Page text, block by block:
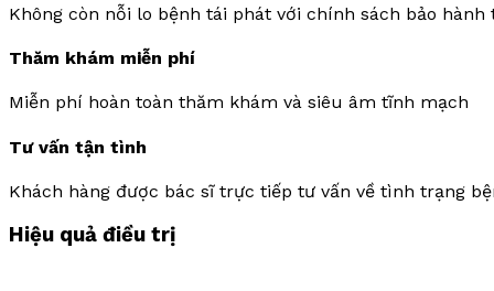
Không còn nỗi lo bệnh tái phát với chính sách bảo hành
Thăm khám miễn phí
Miễn phí hoàn toàn thăm khám và siêu âm tĩnh mạch
Tư vấn tận tình
Khách hàng được bác sĩ trực tiếp tư vấn về tình trạng
Hiệu quả điều trị